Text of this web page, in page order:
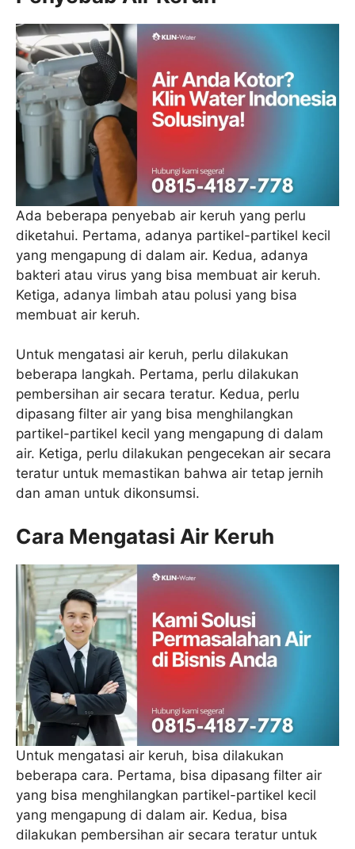
Ada beberapa penyebab air keruh yang perlu
diketahui. Pertama, adanya partikel-partikel kecil
yang mengapung di dalam air. Kedua, adanya
bakteri atau virus yang bisa membuat air keruh.
Ketiga, adanya limbah atau polusi yang bisa
membuat air keruh.
Untuk mengatasi air keruh, perlu dilakukan
beberapa langkah. Pertama, perlu dilakukan
pembersihan air secara teratur. Kedua, perlu
dipasang filter air yang bisa menghilangkan
partikel-partikel kecil yang mengapung di dalam
air. Ketiga, perlu dilakukan pengecekan air secara
teratur untuk memastikan bahwa air tetap jernih
dan aman untuk dikonsumsi.
Cara Mengatasi Air Keruh
Untuk mengatasi air keruh, bisa dilakukan
beberapa cara. Pertama, bisa dipasang filter air
yang bisa menghilangkan partikel-partikel kecil
yang mengapung di dalam air. Kedua, bisa
dilakukan pembersihan air secara teratur untuk